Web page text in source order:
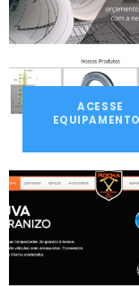
ACESSE